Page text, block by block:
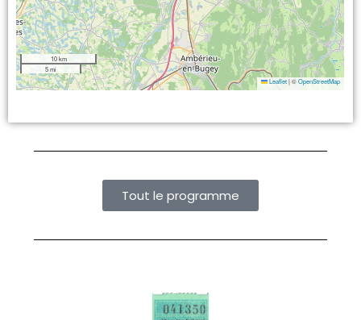
10 km
5 mi
Leaflet |©OpenStreetMap
Tout le programme